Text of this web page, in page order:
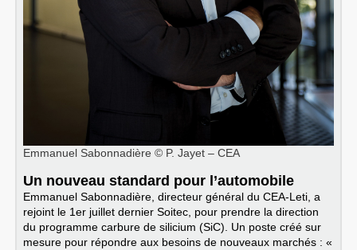
Emmanuel Sabonnadière © P. Jayet – CEA
Un nouveau standard pour l’automobile
Emmanuel Sabonnadière, directeur général du CEA-Leti, a
rejoint le 1er juillet dernier Soitec, pour prendre la direction
du programme carbure de silicium (SiC). Un poste créé sur
mesure pour répondre aux besoins de nouveaux marchés : «